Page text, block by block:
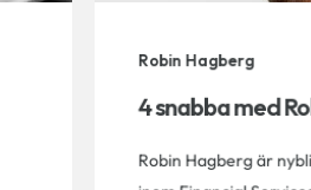
Robin Hagberg
4 snabba med
Robin Hagberg är